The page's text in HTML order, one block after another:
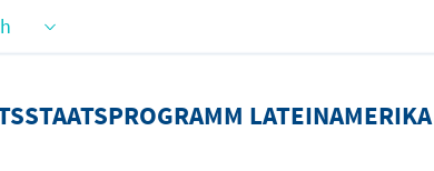
LATEINAMERIKA